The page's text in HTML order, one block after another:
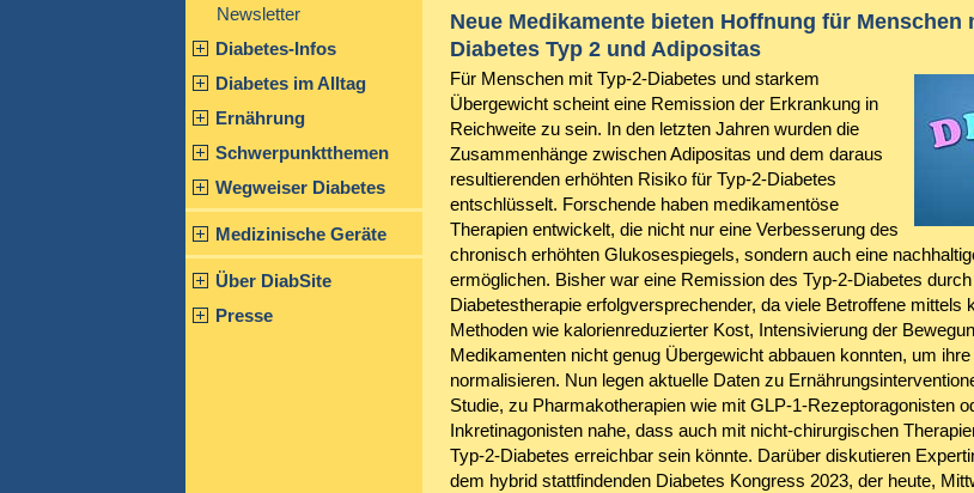
Newsletter
Diabetes-Infos
Diabetes im Alltag
Ernährung
Schwerpunktthemen
Wegweiser Diabetes
Medizinische Geräte
Über DiabSite
Presse
Neue Medikamente bieten Hoffnung für Menschen
Diabetes Typ 2 und Adipositas
Für Menschen mit Typ-2-Diabetes und starkem
Übergewicht scheint eine Remission der Erkrankung in
Reichweite zu sein. In den letzten Jahren wurden die
Zusammenhänge zwischen Adipositas und dem daraus
resultierenden erhöhten Risiko für Typ-2-Diabetes
entschlüsselt. Forschende haben medikamentöse
Therapien entwickelt, die nicht nur eine Verbesserung des
chronisch erhöhten Glukosespiegels, sondern auch eine
ermöglichen. Bisher war eine Remission des Typ-2-Diabetes
Diabetestherapie erfolgversprechender, da viele Betroffene mittels
Methoden wie kalorienreduzierter Kost, Intensivierung der
Medikamenten nicht genug Übergewicht abbauen konnten, um
normalisieren. Nun legen aktuelle Daten zu
Studie, zu Pharmakotherapien wie mit GLP-1-Rezeptoragonisten
Inkretinagonisten nahe, dass auch mit nicht-chirurgischen
Typ-2-Diabetes erreichbar sein könnte. Darüber diskutieren
dem hybrid stattfindenden Diabetes Kongress 2023, der heute,